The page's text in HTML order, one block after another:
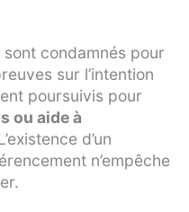
condamnés pour
sur l’intention
poursuivis pour
ou aide à
d’un
n’empêche